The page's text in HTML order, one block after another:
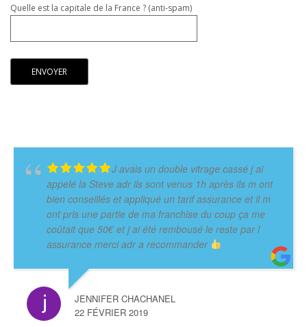
Quelle est la capitale de la France ? (anti-spam)
J avais un double vitrage cassé j ai
appelé la Steve adr ils sont venus 1h après ils m ont
bien conseillés et appliqué un tarif assurance et il m
ont pris une partie de ma franchise du coup ça me
coûtait que 50€ et j ai été rembousé le reste par l
assurance merci adr a recommander
JENNIFER CHACHANEL
22 FÉVRIER 2019